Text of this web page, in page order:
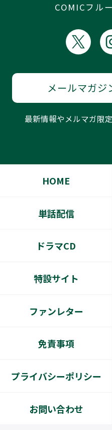
COMICフル
メールマガジ
最新情報やメルマガ限
HOME
単話配信
ドラマCD
特設サイト
ファンレター
免責事項
プライバシーポリシー
お問い合わせ